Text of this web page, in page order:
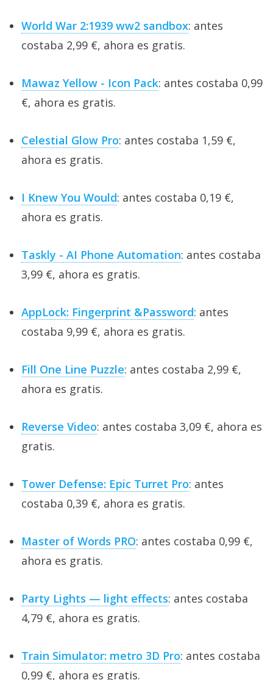
World War 2:1939 ww2 sandbox: antes
costaba 2,99 €, ahora es gratis.
Mawaz Yellow - Icon Pack: antes costaba 0,99
€, ahora es gratis.
Celestial Glow Pro: antes costaba 1,59 €,
ahora es gratis.
I Knew You Would: antes costaba 0,19 €,
ahora es gratis.
Taskly - AI Phone Automation: antes costaba
3,99 €, ahora es gratis.
AppLock: Fingerprint &Password: antes
costaba 9,99 €, ahora es gratis.
Fill One Line Puzzle: antes costaba 2,99 €,
ahora es gratis.
Reverse Video: antes costaba 3,09 €, ahora es
gratis.
Tower Defense: Epic Turret Pro: antes
costaba 0,39 €, ahora es gratis.
Master of Words PRO: antes costaba 0,99 €,
ahora es gratis.
Party Lights — light effects: antes costaba
4,79 €, ahora es gratis.
Train Simulator: metro 3D Pro: antes costaba
0,99 €, ahora es gratis.